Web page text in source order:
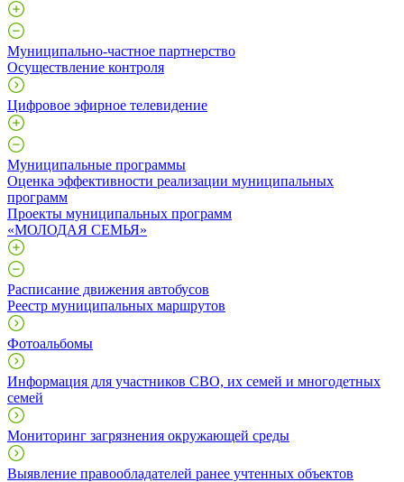
Муниципально-частное партнерство
Осуществление контроля
Цифровое эфирное телевидение
Муниципальные программы
Оценка эффективности реализации муниципальных
программ
Проекты муниципальных программ
«МОЛОДАЯ СЕМЬЯ»
Расписание движения автобусов
Реестр муниципальных маршрутов
Фотоальбомы
Информация для участников СВО, их семей и многодетных
семей
Мониторинг загрязнения окружающей среды
Выявление правообладателей ранее учтенных объектов